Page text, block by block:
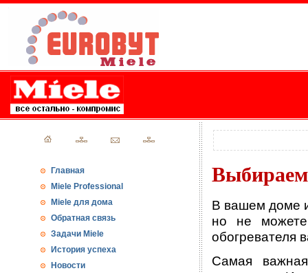
Главная
Miele Professional
Miele для дома
Обратная связь
Задачи Miele
История успеха
Новости
Выбираем
В вашем доме
но не
обогревателя
Самая